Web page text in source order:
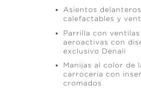
Asientos delanteros
calefactables y
Parrilla con ventilas
aeroactivas con
exclusivo Denali
Manijas al color de
carrocería con
cromados